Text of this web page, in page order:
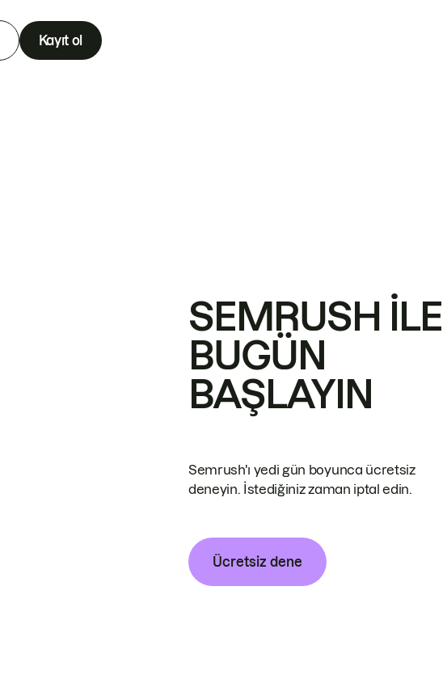
Kayıt ol
SEMRUSH ILE
BUGÜN
BAŞLAYIN
Semrush'ı yedi gün boyunca ücretsiz
deneyin. İstediğiniz zaman iptal edin.
Ücretsiz dene